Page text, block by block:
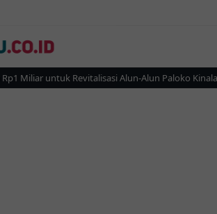
Miliar untuk Revitalisasi Alun-Alun Paloko Kinalang